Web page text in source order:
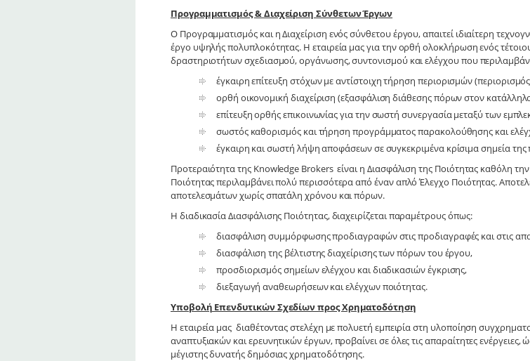
Προγραμματισμός & Διαχείριση Σύνθετων Έργων
Ο Προγραμματισμός και η Διαχείριση ενός σύνθετου έργου, απαιτεί ιδιαίτερη
έργο υψηλής πολυπλοκότητας. Η εταιρεία μας για την ορθή ολοκλήρωση ενός
δραστηριοτήτων σχεδιασμού, οργάνωσης, συντονισμού και ελέγχου που
έγκαιρη επίτευξη στόχων με αντίστοιχη τήρηση περιορισμών
ορθή οικονομική διαχείριση (εξασφάλιση διάθεσης πόρων στον
επίτευξη ορθής επικοινωνίας για την σωστή συνεργασία μεταξύ των
σωστός καθορισμός και τήρηση προγράμματος παρακολούθησης και
έγκαιρη και σωστή λήψη αποφάσεων σε συγκεκριμένα κρίσιμα σημεία της
Προτεραιότητα της Knowledge Brokers είναι η Διασφάλιση της Ποιότητας καθόλη
Ποιότητας περιλαμβάνει πολύ περισσότερα από έναν απλό Έλεγχο Ποιότητας.
αποτελεσμάτων χωρίς σπατάλη χρόνου και πόρων.
Η διαδικασία Διασφάλισης Ποιότητας, διαχειρίζεται παραμέτρους όπως:
διασφάλιση συμμόρφωσης προδιαγραφών στις προδιαγραφές και στις
διασφάλιση της βέλτιστης διαχείρισης των πόρων του έργου,
προσδιορισμός σημείων ελέγχου και διαδικασιών έγκρισης,
διεξαγωγή αναθεωρήσεων και ελέγχων ποιότητας.
Υποβολή Επενδυτικών Σχεδίων προς Χρηματοδότηση
Η εταιρεία μας διαθέτοντας στελέχη με πολυετή εμπειρία στη υλοποίηση
αναπτυξιακών και ερευνητικών έργων, προβαίνει σε όλες τις απαραίτητες
μέγιστης δυνατής δημόσιας χρηματοδότησης.